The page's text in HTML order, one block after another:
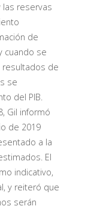
reservas
de
cuando se
resultados de
se
del PIB.
Gil informó
de 2019
a la
El
indicativo,
y reiteró que
serán